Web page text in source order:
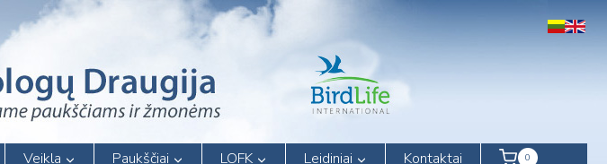
Veikla Paukščiai LOFK Leidiniai Kontaktai 0